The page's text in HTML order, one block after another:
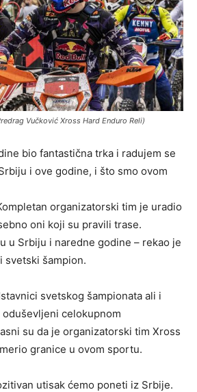
Vučković Xross Hard Enduro Reli)
bio fantastična trka i radujem se
i ove godine, i što smo ovom
organizatorski tim je uradio
oni koji su pravili trase.
u Srbiju i naredne godine – rekao je
svetski šampion.
svetskog šampionata ali i
celokupnom
su da je organizatorski tim Xross
granice u ovom sportu.
utisak ćemo poneti iz Srbije.